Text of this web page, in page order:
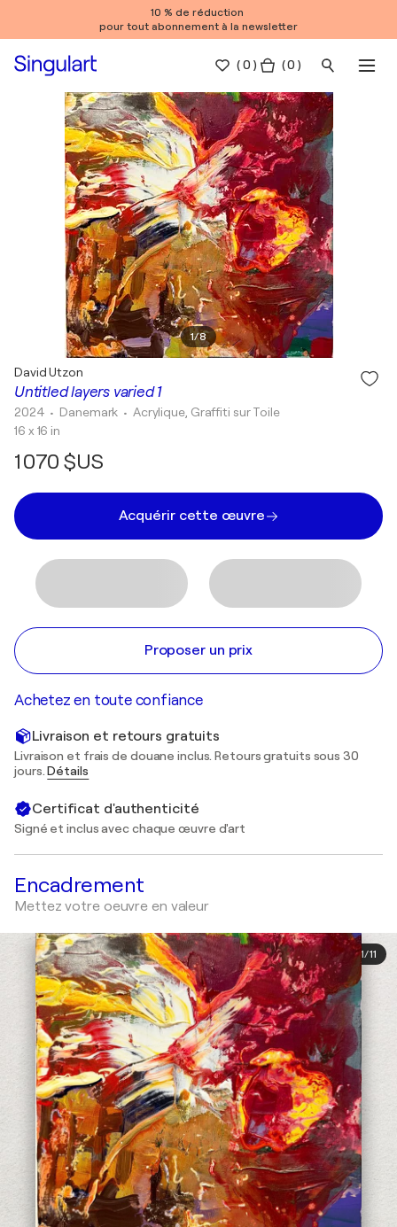
10 % de réduction
pour tout abonnement à la newsletter
(0 ) ( 0 )
1/8
Untitled layers varied 1
David Utzon
2024 • Danemark • Acrylique, Graffiti sur Toile
16 x 16 in
1 070 $US
Acquérir cette œuvre
Proposer un prix
Achetez en toute confiance
Livraison et retours gratuits
Livraison et frais de douane inclus. Retours gratuits sous 30
jours.Détails
Certificat d'authenticité
Signé et inclus avec chaque œuvre d'art
Encadrement
Mettez votre oeuvre en valeur
1/11